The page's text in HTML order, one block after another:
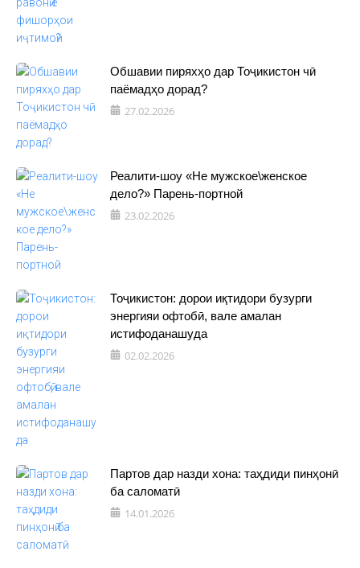
Обшавии пиряхҳо дар Тоҷикистон чӣ
паёмадҳо дорад?
27.02.2026
Реалити-шоу «Не мужское\женское
дело?» Парень-портной
23.02.2026
Тоҷикистон: дорои иқтидори бузурги
энергияи офтобӣ, вале амалан
истифоданашуда
02.02.2026
Партов дар назди хона: таҳдиди пинҳонӣ
ба саломатӣ
14.01.2026